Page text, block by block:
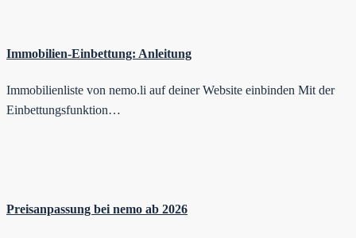
Immobilien-Einbettung: Anleitung
Immobilienliste von nemo.li auf deiner Website einbinden Mit der
Einbettungsfunktion…
Preisanpassung bei nemo ab 2026